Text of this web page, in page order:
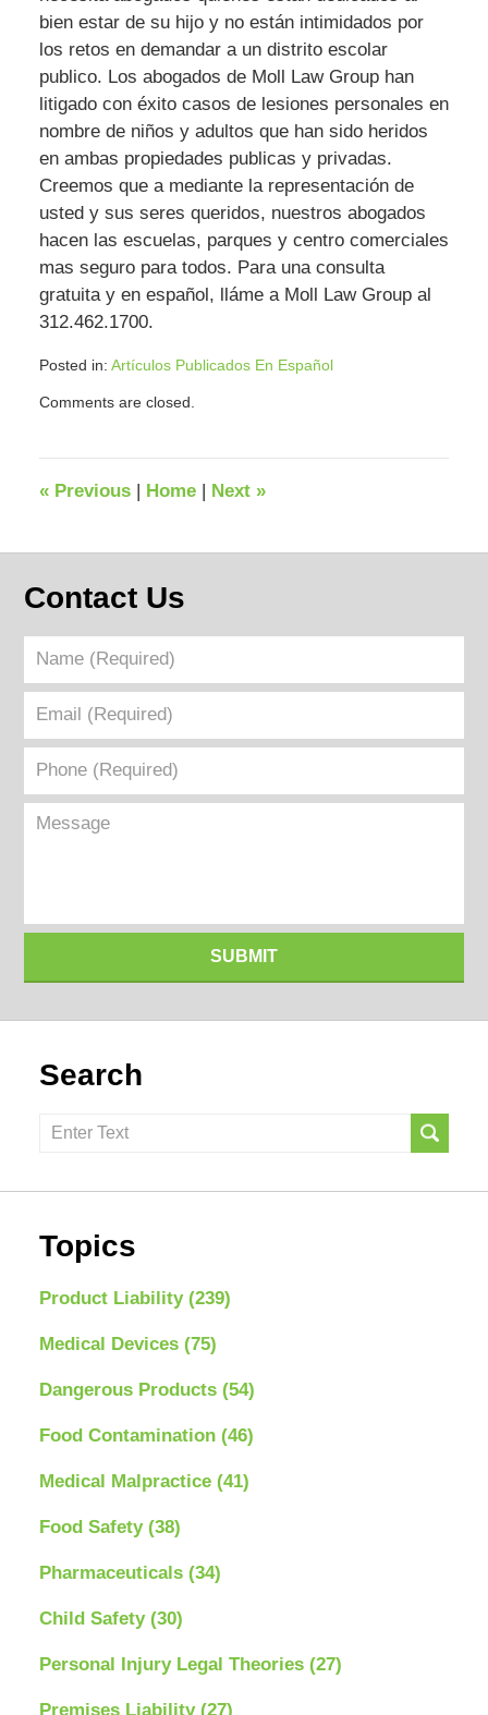
bien estar de su hijo y no están intimidados por
los retos en demandar a un distrito escolar
publico. Los abogados de Moll Law Group han
litigado con éxito casos de lesiones personales en
nombre de niños y adultos que han sido heridos
en ambas propiedades publicas y privadas.
Creemos que a mediante la representación de
usted y sus seres queridos, nuestros abogados
hacen las escuelas, parques y centro comerciales
mas seguro para todos. Para una consulta
gratuita y en español, lláme a Moll Law Group al
312.462.1700.
Posted in: Artículos Publicados En Español
April
am
Comments are closed.
«Previous Home Next »
Contact Us
Name
(Required)
Email
(Required)
Phone
(Required)
Message
SUBMIT
Search
Search
Topics
Product Liability (239)
Medical Devices (75)
Dangerous Products (54)
Food Contamination (46)
Medical Malpractice (41)
Food Safety (38)
Pharmaceuticals (34)
Child Safety (30)
Personal Injury Legal Theories (27)
Premises Liability (27)